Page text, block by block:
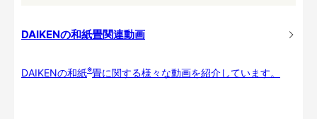
DAIKENの和紙畳関連動画
DAIKENの和紙※畳に関する様々な動画を紹介しています。